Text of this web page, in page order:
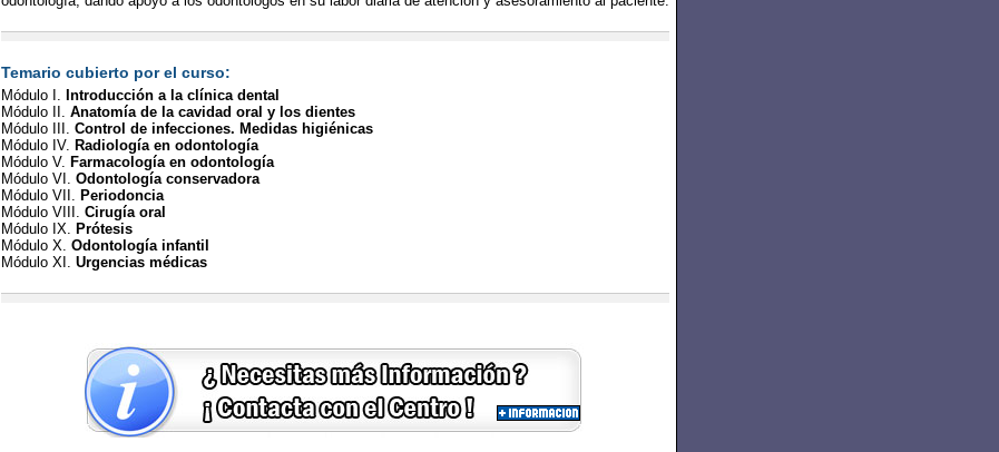
Temario cubierto por el curso:
Módulo I. Introducción a la clínica dental
Módulo II. Anatomía de la cavidad oral y los dientes
Módulo III. Control de infecciones. Medidas higiénicas
Módulo IV. Radiología en odontología
Módulo V. Farmacología en odontología
Módulo VI. Odontología conservadora
Módulo VII. Periodoncia
Módulo VIII. Cirugía oral
Módulo IX. Prótesis
Módulo X. Odontología infantil
Módulo XI. Urgencias médicas